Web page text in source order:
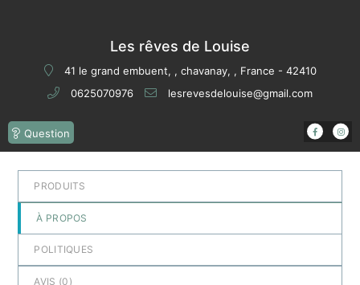
Les rêves de Louise
41 le grand embuent, , chavanay, , France - 42410
0625070976
lesrevesdelouise@gmail.com
Question
PRODUITS
À PROPOS
POLITIQUES
AVIS (0 )